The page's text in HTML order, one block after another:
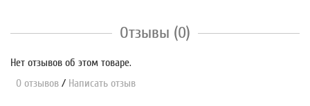
Отзывы (0)
Нет отзывов об этом товаре.
0 отзывов / Написать отзыв